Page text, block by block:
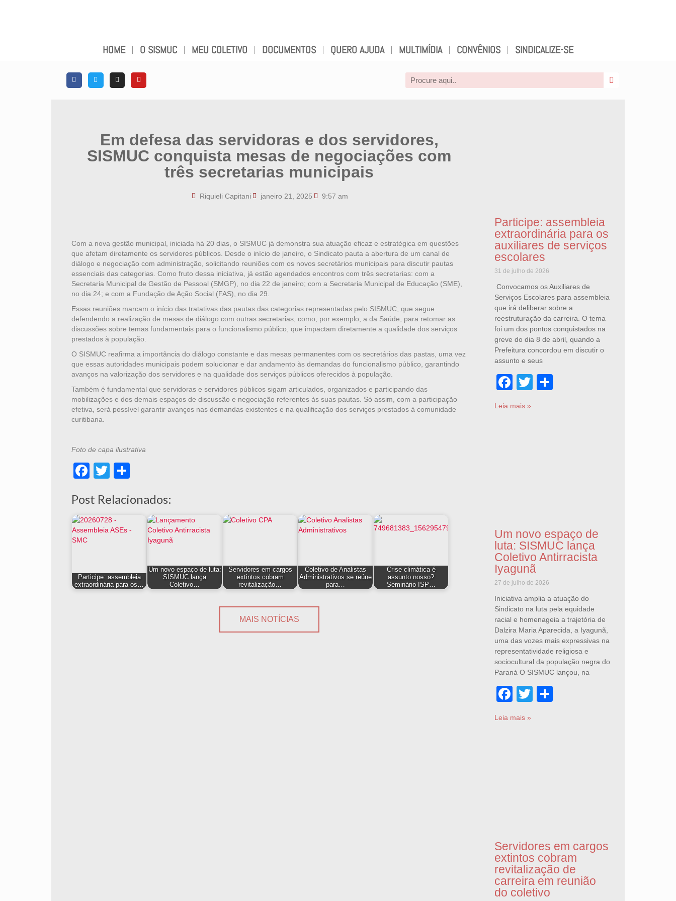
HOME O SISMUC MEU COLETIVO DOCUMENTOS QUERO AJUDA MULTIMÍDIA CONVÊNIOS SINDICALIZE-SE
Em defesa das servidoras e dos servidores,
SISMUC conquista mesas de negociações com
três secretarias municipais
Riquieli Capitani janeiro 21, 2025 9:57 am
Com a nova gestão municipal, iniciada há 20 dias, o SISMUC já demonstra sua atuação eficaz e estratégica em questões
que afetam diretamente os servidores públicos. Desde o início de janeiro, o Sindicato pauta a abertura de um canal de
diálogo e negociação com administração, solicitando reuniões com os novos secretários municipais para discutir pautas
essenciais das categorias. Como fruto dessa iniciativa, já estão agendados encontros com três secretarias: com a
Secretaria Municipal de Gestão de Pessoal (SMGP), no dia 22 de janeiro; com a Secretaria Municipal de Educação (SME),
no dia 24; e com a Fundação de Ação Social (FAS), no dia 29.
Essas reuniões marcam o início das tratativas das pautas das categorias representadas pelo SISMUC, que segue
defendendo a realização de mesas de diálogo com outras secretarias, como, por exemplo, a da Saúde, para retomar as
discussões sobre temas fundamentais para o funcionalismo público, que impactam diretamente a qualidade dos serviços
prestados à população.
O SISMUC reafirma a importância do diálogo constante e das mesas permanentes com os secretários das pastas, uma vez
que essas autoridades municipais podem solucionar e dar andamento às demandas do funcionalismo público, garantindo
avanços na valorização dos servidores e na qualidade dos serviços públicos oferecidos à população.
Também é fundamental que servidoras e servidores públicos sigam articulados, organizados e participando das
mobilizações e dos demais espaços de discussão e negociação referentes às suas pautas. Só assim, com a participação
efetiva, será possível garantir avanços nas demandas existentes e na qualificação dos serviços prestados à comunidade
curitibana.
Foto de capa ilustrativa
Facebook
Twitter
Post Relacionados:
Participe: assembleia
extraordinária para os…
Um novo espaço de luta:
SISMUC lança
Coletivo…
Servidores em cargos
extintos cobram
revitalização…
Coletivo de Analistas
Administrativos se reúne
para…
Crise climática é
assunto nosso?
Seminário ISP…
MAIS NOTÍCIAS
Participe: assembleia
extraordinária para os
auxiliares de serviços
escolares
31 de julho de 2026
Convocamos os Auxiliares de
Serviços Escolares para assembleia
que irá deliberar sobre a
reestruturação da carreira. O tema
foi um dos pontos conquistados na
greve do dia 8 de abril, quando a
Prefeitura concordou em discutir o
assunto e seus
Facebook
Twitter
Leia mais »
Um novo espaço de
luta: SISMUC lança
Coletivo Antirracista
Iyagunã
27 de julho de 2026
Iniciativa amplia a atuação do
Sindicato na luta pela equidade
racial e homenageia a trajetória de
Dalzira Maria Aparecida, a Iyagunã,
uma das vozes mais expressivas na
representatividade religiosa e
sociocultural da população negra do
Paraná O SISMUC lançou, na
Facebook
Twitter
Leia mais »
Servidores em cargos
extintos cobram
revitalização de
carreira em reunião
do coletivo